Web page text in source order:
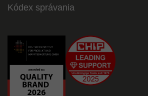
Kódex správania